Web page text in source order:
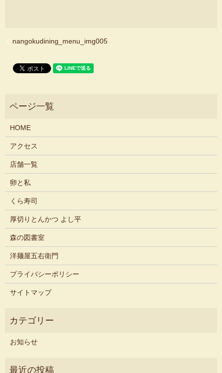
nangokudining_menu_img005
HOME
アクセス
店舗一覧
卵と私
くら寿司
厚切りとんかつ よし平
森の図書室
洋麺屋五右衛門
プライバシーポリシー
サイトマップ
お知らせ